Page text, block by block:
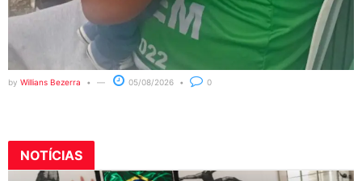
by Willians Bezerra 05/08/2026 0
NOTÍCIAS